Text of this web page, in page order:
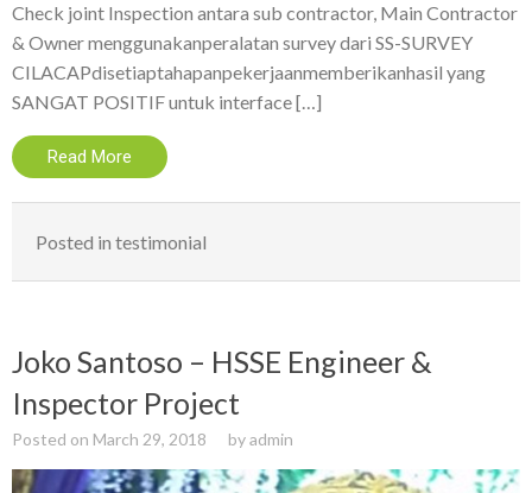
Check joint Inspection antara sub contractor, Main Contractor
& Owner menggunakanperalatan survey dari SS-SURVEY
CILACAPdisetiaptahapanpekerjaanmemberikanhasil yang
SANGAT POSITIF untuk interface […]
Read More
Posted in testimonial
Joko Santoso – HSSE Engineer &
Inspector Project
Posted on March 29, 2018 byadmin